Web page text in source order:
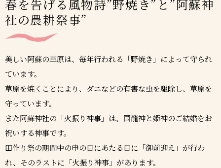
春を告げる風物詩”野焼き”と”阿蘇神
社の農耕祭事”
美しい阿蘇の草原は、毎年行われる「野焼き」によって守られ
ています。
草原を焼くことにより、ダニなどの有害な虫を駆除し、草原を
守っています。
また阿蘇神社の「火振り神事」は、国龍神と姫神のご結婚をお
祝いする神事です。
田作り祭の期間中の申の日にあたる日に「御前迎え」が行わ
れ、そのラストに「火振り神事」があります。